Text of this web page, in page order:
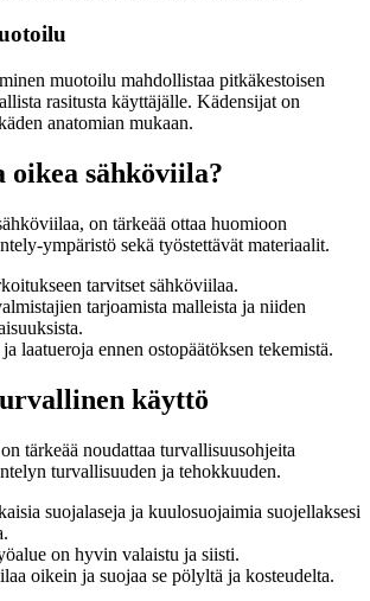
muotoilu mahdollistaa pitkäkestoisen
rasitusta käyttäjälle. Kädensijat on
anatomian mukaan.
sähköviila?
on tärkeää ottaa huomioon
ympäristö sekä työstettävät materiaalit.
tarvitset sähköviilaa.
tarjoamista malleista ja niiden
laatueroja ennen ostopäätöksen tekemistä.
käyttö
tärkeää noudattaa turvallisuusohjeita
turvallisuuden ja tehokkuuden.
suojalaseja ja kuulosuojaimia suojellaksesi
on hyvin valaistu ja siisti.
oikein ja suojaa se pölyltä ja kosteudelta.